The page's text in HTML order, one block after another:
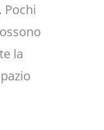
Pochi
la